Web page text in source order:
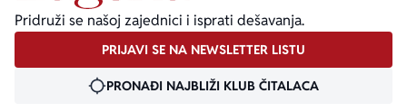
Pridruži se našoj zajednici i isprati dešavanja.
PRIJAVI SE NA NEWSLETTER LISTU
PRONAĐI NAJBLIŽI KLUB ČITALACA